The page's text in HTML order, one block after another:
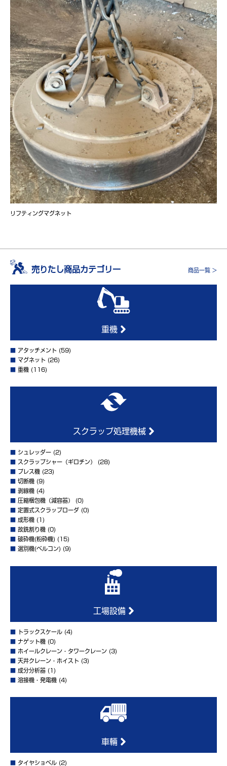
リフティングマグネット
売りたし商品カテゴリー 商品一覧 >
重機
アタッチメント (59)
マグネット (26)
重機 (116)
スクラップ処理機械
シュレッダー (2)
スクラップシャー（ギロチン）
(28)
プレス機 (23)
切断機 (9)
剥線機 (4)
圧縮梱包機（減容器）
(0)
定置式スクラップローダ (0)
成形機 (1)
故銑割り機 (0)
破砕機(粉砕機) (15)
選別機(ベルコン) (9)
工場設備
トラックスケール (4)
ナゲット機 (0)
ホイールクレーン・タワークレーン (3)
天井クレーン・ホイスト (3)
成分分析器 (1)
溶接機・発電機 (4)
車輛
タイヤショベル (2)